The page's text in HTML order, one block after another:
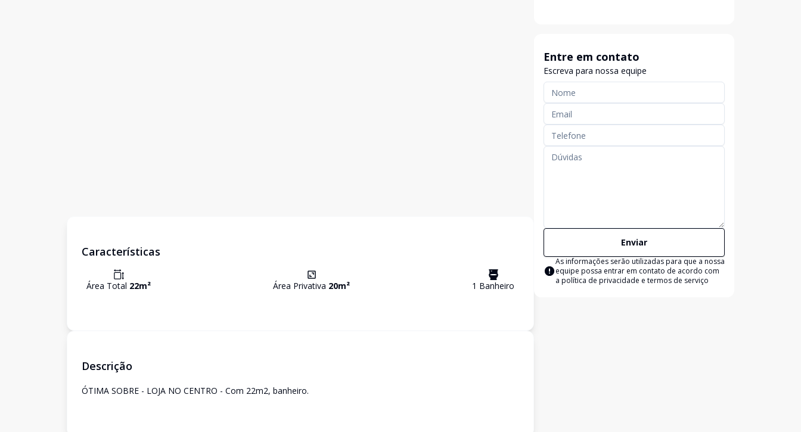
Características
Área Total 22m² Área Privativa 20m² 1 Banheiro
Descrição
ÓTIMA SOBRE - LOJA NO CENTRO - Com 22m2, banheiro.
Entre em contato
Escreva para nossa equipe
Enviar
As informações serão utilizadas para que a nossa
equipe possa entrar em contato de acordo com
a política de privacidade e termos de serviço